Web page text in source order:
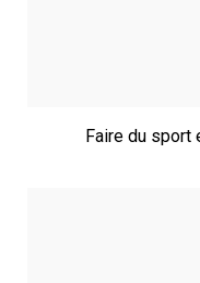
Faire du sport